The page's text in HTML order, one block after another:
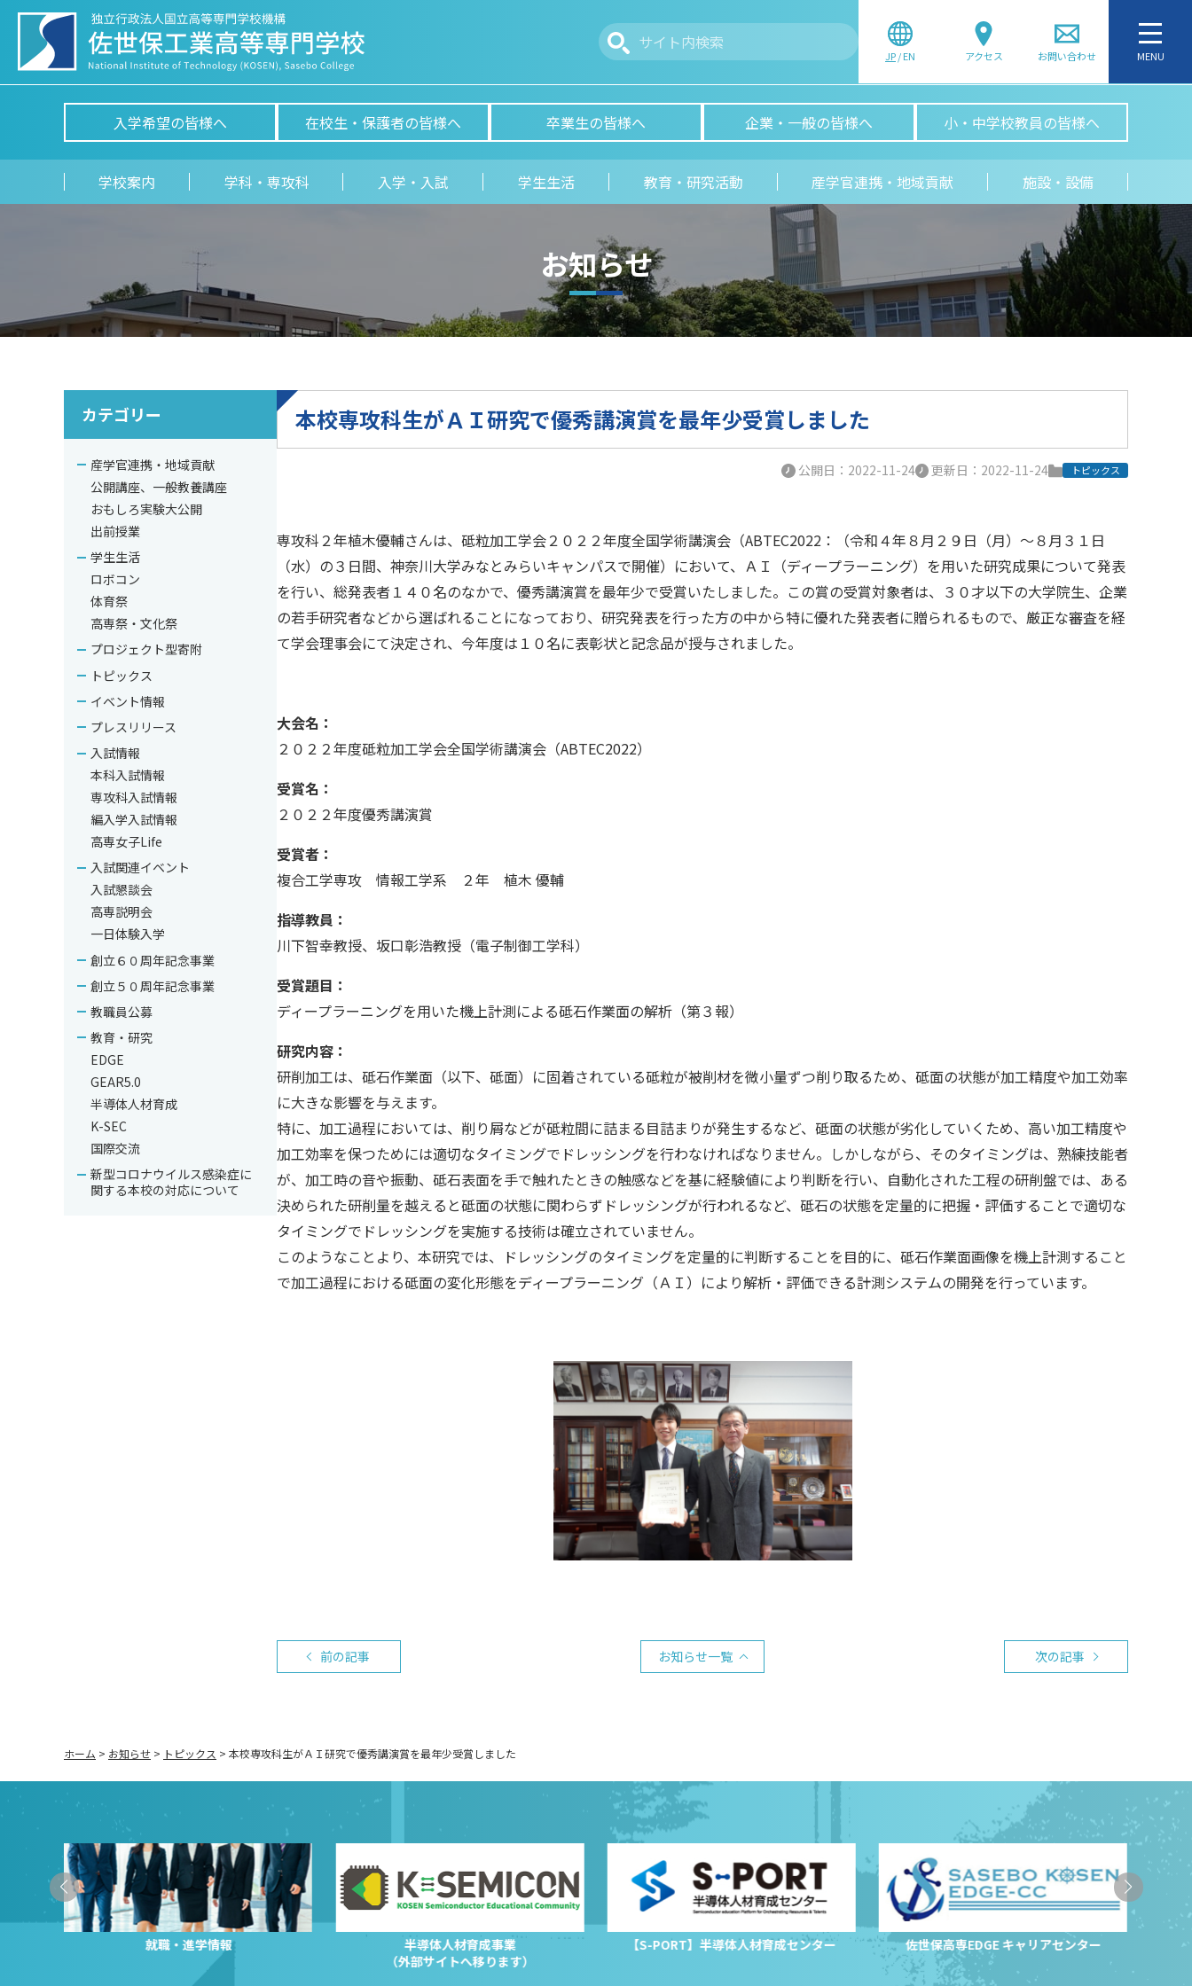
MENU
お問い合わせ
アクセス
JP/EN
入学希望の皆様へ 在校生・保護者の皆様へ 卒業生の皆様へ 企業・一般の皆様へ 小・中学校教員の皆様へ
学校案内 学科・専攻科 入学・入試 学生生活 教育・研究活動 産学官連携・地域貢献 施設・設備
お知らせ
本校専攻科生がＡＩ研究で優秀講演賞を最年少受賞しました
公開日：2022-11-24 更新日：2022-11-24 トピックス
専攻科２年植木優輔さんは、砥粒加工学会２０２２年度全国学術講演会（ABTEC2022：（令和４年８月２９日（月）～８月３１日
（水）の３日間、神奈川大学みなとみらいキャンパスで開催）において、ＡＩ（ディープラーニング）を用いた研究成果について発表
を行い、総発表者１４０名のなかで、優秀講演賞を最年少で受賞いたしました。この賞の受賞対象者は、３０才以下の大学院生、企業
の若手研究者などから選ばれることになっており、研究発表を行った方の中から特に優れた発表者に贈られるもので、厳正な審査を経
て学会理事会にて決定され、今年度は１０名に表彰状と記念品が授与されました。
大会名：
２０２２年度砥粒加工学会全国学術講演会（ABTEC2022）
受賞名：
２０２２年度優秀講演賞
受賞者：
複合工学専攻 情報工学系 ２年 植木 優輔
指導教員：
川下智幸教授、坂口彰浩教授（電子制御工学科）
受賞題目：
ディープラーニングを用いた機上計測による砥石作業面の解析（第３報）
研究内容：
研削加工は、砥石作業面（以下、砥面）に固着されている砥粒が被削材を微小量ずつ削り取るため、砥面の状態が加工精度や加工効率
に大きな影響を与えます。
特に、加工過程においては、削り屑などが砥粒間に詰まる目詰まりが発生するなど、砥面の状態が劣化していくため、高い加工精度や
加工効率を保つためには適切なタイミングでドレッシングを行わなければなりません。しかしながら、そのタイミングは、熟練技能者
が、加工時の音や振動、砥石表面を手で触れたときの触感などを基に経験値により判断を行い、自動化された工程の研削盤では、ある
決められた研削量を越えると砥面の状態に関わらずドレッシングが行われるなど、砥石の状態を定量的に把握・評価することで適切な
タイミングでドレッシングを実施する技術は確立されていません。
このようなことより、本研究では、ドレッシングのタイミングを定量的に判断することを目的に、砥石作業面画像を機上計測すること
で加工過程における砥面の変化形態をディープラーニング（ＡＩ）により解析・評価できる計測システムの開発を行っています。
前の記事 お知らせ一覧 次の記事
カテゴリー
産学官連携・地域貢献
公開講座、一般教養講座
おもしろ実験大公開
出前授業
学生生活
ロボコン
体育祭
高専祭・文化祭
プロジェクト型寄附
トピックス
イベント情報
プレスリリース
入試情報
本科入試情報
専攻科入試情報
編入学入試情報
高専女子Life
入試関連イベント
入試懇談会
高専説明会
一日体験入学
創立６０周年記念事業
創立５０周年記念事業
教職員公募
教育・研究
EDGE
GEAR5.0
半導体人材育成
K-SEC
国際交流
新型コロナウイルス感染症に
関する本校の対応について
ホーム > お知らせ > トピックス > 本校専攻科生がＡＩ研究で優秀講演賞を最年少受賞しました
就職・進学情報
半導体人材育成事業
（外部サイトへ移ります）
【S-PORT】半導体人材育成センター 佐世保高専EDGE キャリアセンター